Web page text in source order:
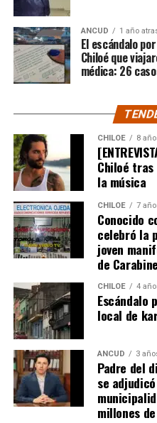
Por el momento, las
declaraciones públicas. La
recién comienza y, el
comentarios de todo tipo,
del humorista de Punta
ANCUD 1 año
El escándalo
Chiloé que
médica: 26
CHILOE 8
Chiloé
la música
CHILOE 7
Conocido
celebró la
joven
de
CHILOE 4
Escándalo
local de
ANCUD 3
Padre del
se
millones